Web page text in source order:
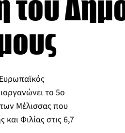
το 5ο
Μέλισσας που
Φιλίας στις 6,7